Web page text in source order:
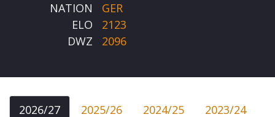
NATION
GER
ELO
2123
DWZ
2096
2026/27 2025/26 2024/25
2023/24